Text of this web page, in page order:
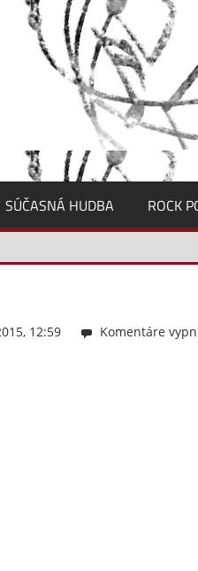
SÚČASNÁ HUDBA ROCK
12:59 Komentáre